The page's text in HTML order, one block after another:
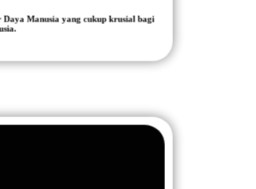
Daya Manusia yang cukup krusial bagi